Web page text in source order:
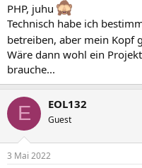
:
PHP, juhu
Technisch habe ich
betreiben, aber mein Kopf
Wäre dann wohl ein
brauche...
E EOL132
Guest
3 Mai 2022